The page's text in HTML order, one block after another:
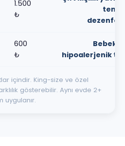
1.500
₺
600
₺
Bebek
hipoalerjenik
içindir. King-size ve özel
gösterebilir. Aynı evde 2+
uygulanır.